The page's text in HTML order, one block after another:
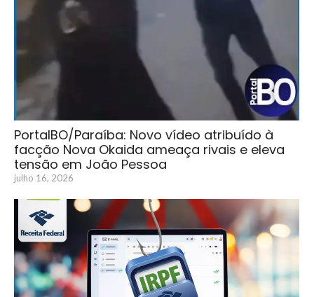
PortalBO/Paraíba: Novo vídeo atribuído à
facção Nova Okaida ameaça rivais e eleva
tensão em João Pessoa
julho 16, 2026